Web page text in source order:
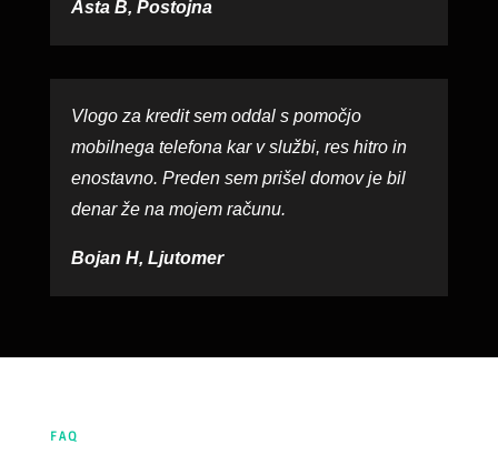
Asta B, Postojna
Vlogo za kredit sem oddal s pomočjo
mobilnega telefona kar v službi, res hitro in
enostavno. Preden sem prišel domov je bil
denar že na mojem računu.
Bojan H, Ljutomer
FAQ